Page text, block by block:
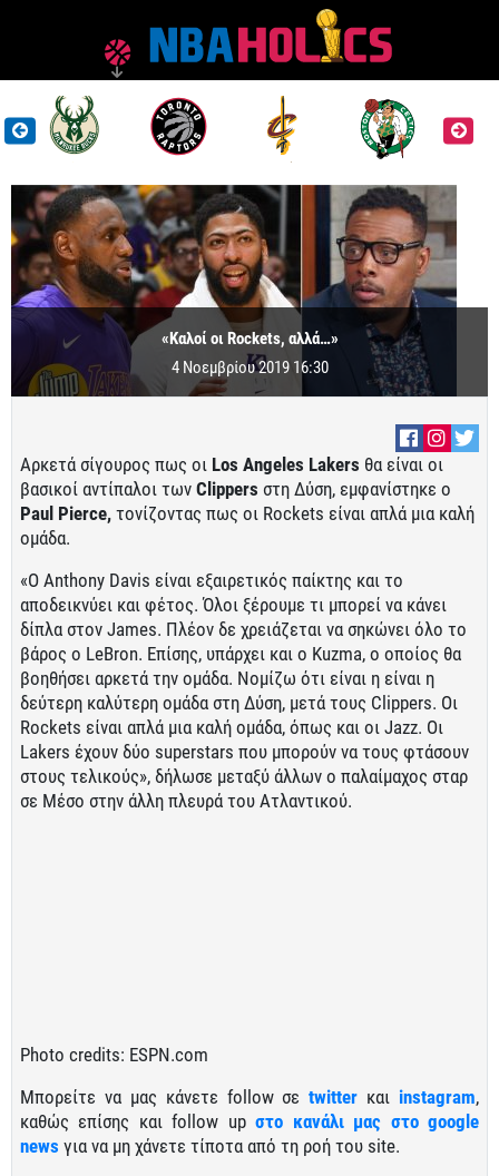
«Καλοί οι Rockets, αλλά…»
4 Νοεμβρίου 2019 16:30
Αρκετά σίγουρος πως οι Los Angeles Lakers θα είναι οι
βασικοί αντίπαλοι των Clippers στη Δύση, εμφανίστηκε ο
Paul Pierce, τονίζοντας πως οι Rockets είναι απλά μια καλή
ομάδα.
«O Anthony Davis είναι εξαιρετικός παίκτης και το
αποδεικνύει και φέτος. Όλοι ξέρουμε τι μπορεί να κάνει
δίπλα στον James. Πλέον δε χρειάζεται να σηκώνει όλο το
βάρος o LeBron. Επίσης, υπάρχει και ο Kuzma, ο οποίος θα
βοηθήσει αρκετά την ομάδα. Νομίζω ότι είναι η είναι η
δεύτερη καλύτερη ομάδα στη Δύση, μετά τους Clippers. Οι
Rockets είναι απλά μια καλή ομάδα, όπως και οι Jazz. Οι
Lakers έχουν δύο superstars που μπορούν να τους φτάσουν
στους τελικούς», δήλωσε μεταξύ άλλων ο παλαίμαχος σταρ
σε Μέσο στην άλλη πλευρά του Ατλαντικού.
Photo credits: ESPN.com
Μπορείτε να μας κάνετε follow σεtwitter και instagram,
καθώς επίσης και follow upστο κανάλι μας στο google
news για να μη χάνετε τίποτα από τη ροή του site.